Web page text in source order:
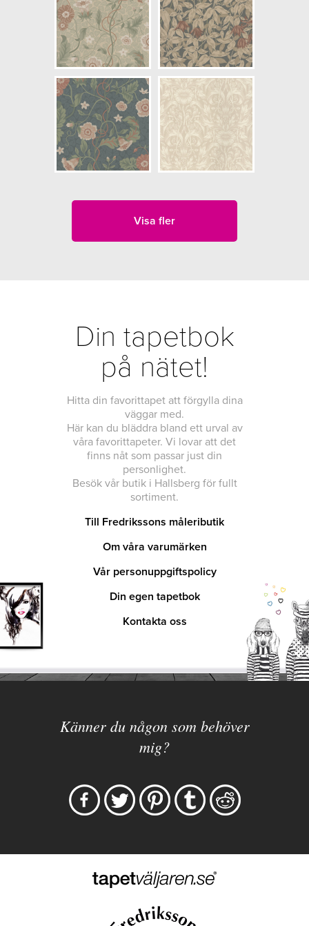
Visa fler
Din tapetbok
på nätet!
Hitta din favorittapet att förgylla dina
väggar med.
Här kan du bläddra bland ett urval av
våra favorittapeter. Vi lovar att det
finns nåt som passar just din
personlighet.
Besök vår butik i Hallsberg för fullt
sortiment.
Till Fredrikssons måleributik
Om våra varumärken
Vår personuppgiftspolicy
Din egen tapetbok
Kontakta oss
Känner du någon som behöver
mig?